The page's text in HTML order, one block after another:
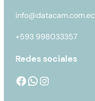
info@datacam.com.ec
+593 998033357
Redes sociales